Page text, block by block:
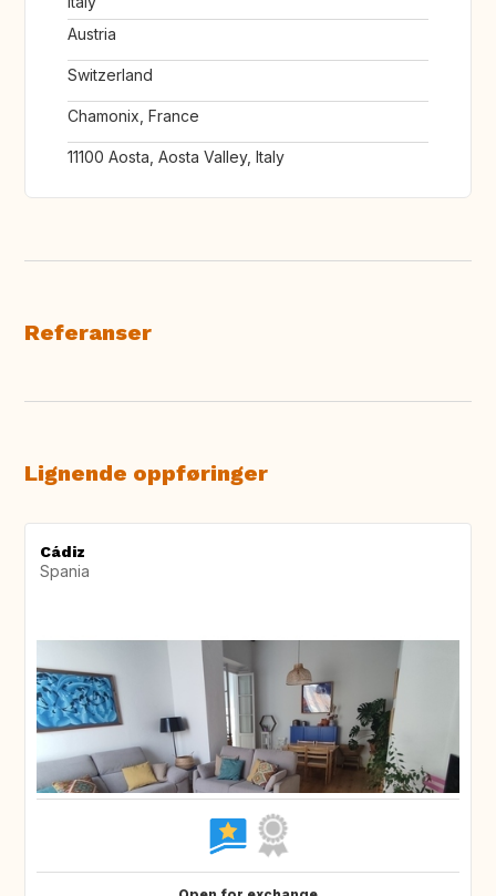
Austria
Switzerland
Chamonix, France
11100 Aosta, Aosta Valley, Italy
Referanser
Lignende oppføringer
Cádiz
Spania